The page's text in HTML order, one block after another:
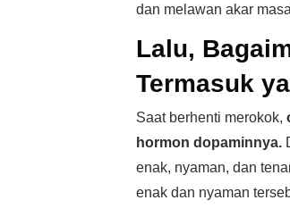
dan melawan akar
Lalu,
Termasuk
Saat berhenti merokok,
hormon dopaminnya.
enak, nyaman, dan
enak dan nyaman